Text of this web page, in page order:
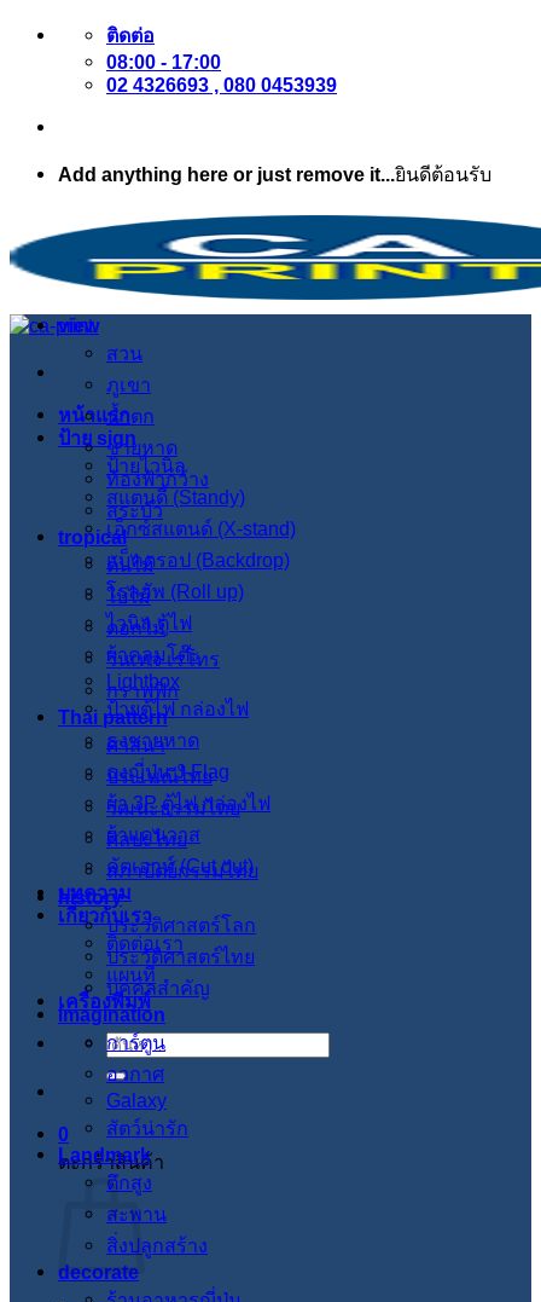
ข้าม
เนื้อหา
ติดต่อ
08:00 - 17:00
02 4326693 , 080 0453939
Add anything here or just remove it...ยินดีต้อนรับ
หน้าแรก
ป้าย sign
ป้ายไวนิล
สแตนดี้ (Standy)
เอ็กซ์สแตนด์ (X-stand)
แบ็คดรอป (Backdrop)
โรลอัพ (Roll up)
ไวนิล ตู้ไฟ
ผ้าคลุมโต๊ะ
Lightbox
ป้ายตู้ไฟ กล่องไฟ
ธงชายหาด
ธงญี่ปุ่น J-Flag
ผ้า 3P ตู้ไฟ กล่องไฟ
ผ้าแคนวาส
คัตเอาท์ (Cut out)
บทความ
เกี่ยวกับเรา
ติดต่อเรา
แผนที่
เครื่องพิมพ์
ค้นหา:
0
ตะกร้าสินค้า
view
สวน
ภูเขา
น้ำตก
ชายหาด
ท้องฟ้ากว้าง
สระบัว
tropical
ต้นไม้
ใบไม้
ดอกไม้
วินเทจ เรโทร
กราฟฟิก
Thai pattern
ศาสนา
ประเพณีไทย
วัฒนะธรรมไทย
ศิลปะไทย
สภาปัตย์กรรมไทย
history
ประวัติศาสตร์โลก
ประวัติศาสตร์ไทย
บุคคลสำคัญ
imagination
การ์ตูน
อวกาศ
Galaxy
สัตว์น่ารัก
Landmark
ตึกสูง
สะพาน
สิ่งปลูกสร้าง
decorate